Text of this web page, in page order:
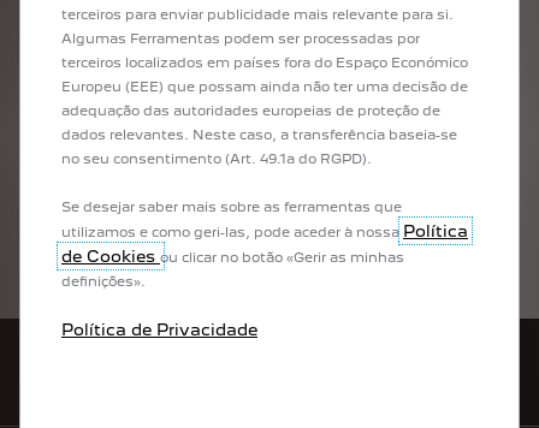
• Rede alargada de pontos de aluguer disponíveis em
toda a Europa.
• Lista de preços nacional sem compromisso de volume
• Formação disponibilizada por uma equipa dedicada
• Suporte de call center permanente e gerente de conta
dedicado
CONTACTE-NOS
terceiros para enviar publicidade mais relevante para si.
Algumas Ferramentas podem ser processadas por
terceiros localizados em países fora do Espaço Económico
Europeu (EEE) que possam ainda não ter uma decisão de
adequação das autoridades europeias de proteção de
dados relevantes. Neste caso, a transferência baseia-se
no seu consentimento (Art. 49.1a do RGPD).
Se desejar saber mais sobre as ferramentas que
utilizamos e como geri-las, pode aceder à nossa Política
de Cookies ou clicar no botão «Gerir as minhas
definições».
Política de Privacidade